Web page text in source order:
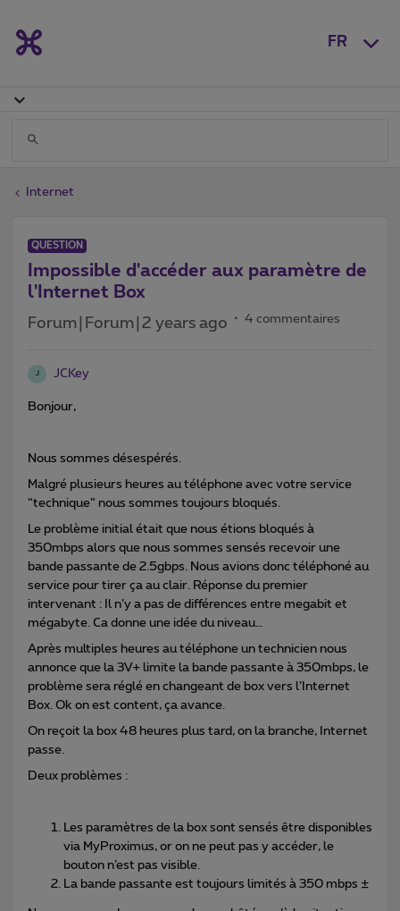
FR
Internet
QUESTION
Impossible d'accéder aux paramètre de
l'Internet Box
Forum|Forum|2 years ago 4 commentaires
J JCKey
Bonjour,
Nous sommes désespérés.
Malgré plusieurs heures au téléphone avec votre service
“technique” nous sommes toujours bloqués.
Le problème initial était que nous étions bloqués à
350mbps alors que nous sommes sensés recevoir une
bande passante de 2.5gbps. Nous avions donc téléphoné au
service pour tirer ça au clair. Réponse du premier
intervenant : Il n’y a pas de différences entre megabit et
mégabyte. Ca donne une idée du niveau…
Après multiples heures au téléphone un technicien nous
annonce que la 3V+ limite la bande passante à 350mbps, le
problème sera réglé en changeant de box vers l’Internet
Box. Ok on est content, ça avance.
On reçoit la box 48 heures plus tard, on la branche, Internet
passe.
Deux problèmes :
Les paramètres de la box sont sensés être disponibles
via MyProximus, or on ne peut pas y accéder, le
bouton n’est pas visible.
La bande passante est toujours limités à 350 mbps ±